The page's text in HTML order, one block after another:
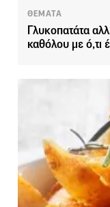
ΘΕΜΑΤΑ
Γλυκοπατάτα
καθόλου με ό,τι